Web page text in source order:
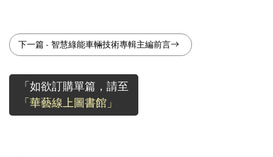
下一篇 - 智慧綠能車輛技術專輯主編前言
「如欲訂購單篇，請至
「華藝線上圖書館」